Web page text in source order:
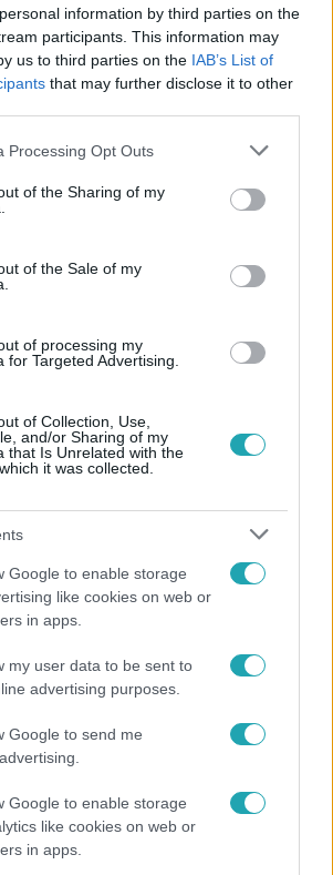
information by third parties on the
participants. This information may
us to third parties on the IAB’s List of
that may further disclose it to other
website/app uses one or more Google
or usage behaviour. You may click to
to Google and its third-party tags to
specified purposes in below Google
Processing Opt Outs
of the Sharing of my
of the Sale of my
of processing my
for Targeted Advertising.
of Collection, Use,
and/or Sharing of my
that Is Unrelated with the
it was collected.
Google to enable storage
like cookies on web or
in apps.
my user data to be sent to
advertising purposes.
Google to send me
Google to enable storage
like cookies on web or
in apps.
és értesülj a friss hírekről a
Követem
# A KIRÁLY #ZÁMBÓ JIMMY